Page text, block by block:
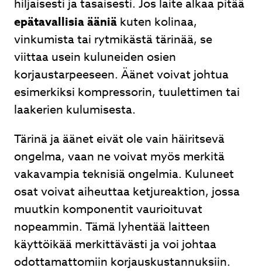
hiljaisesti ja tasaisesti. Jos laite alkaa pitää
epätavallisia ääniä kuten kolinaa,
vinkumista tai rytmikästä tärinää, se
viittaa usein kuluneiden osien
korjaustarpeeseen. Äänet voivat johtua
esimerkiksi kompressorin, tuulettimen tai
laakerien kulumisesta.
Tärinä ja äänet eivät ole vain häiritsevä
ongelma, vaan ne voivat myös merkitä
vakavampia teknisiä ongelmia. Kuluneet
osat voivat aiheuttaa ketjureaktion, jossa
muutkin komponentit vaurioituvat
nopeammin. Tämä lyhentää laitteen
käyttöikää merkittävästi ja voi johtaa
odottamattomiin korjauskustannuksiin.